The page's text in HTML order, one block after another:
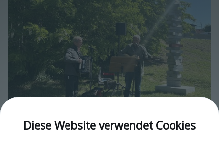
Diese Website verwendet Cookies